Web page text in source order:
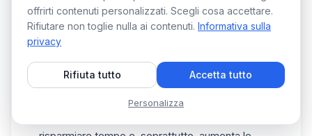
o sincronizzare automaticamente le informazioni
con il vostroCRM tools .
LinkedIn, ma arricchisce automaticamente i
vostri contatti con dati rilevanti, per campagne
multicanale più efficaci.
offrirti contenuti personalizzati. Scegli cosa accettare.
Rifiutare non toglie nulla ai contenuti. Informativa sulla
privacy
Rifiuta tutto Accetta tutto
Personalizza